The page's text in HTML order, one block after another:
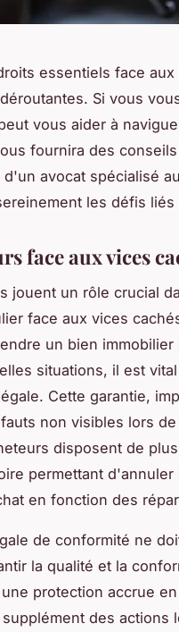
essentiels face
Si vous
vous aider à
fournira des
avocat spécialisé
les défis
face aux vices
jouent un rôle crucial
face aux vices
un bien
situations, il est
Cette garantie,
non visibles lors
disposent de
permettant
en fonction des
de conformité ne
la qualité et la
protection accrue
des actions